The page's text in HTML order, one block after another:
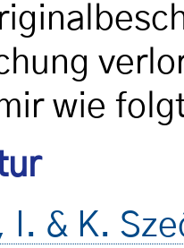
wie
I. & K.